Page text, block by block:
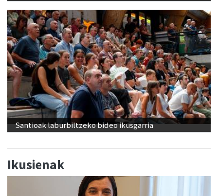
Santioak laburbiltzeko bideo ikusgarria
Ikusienak